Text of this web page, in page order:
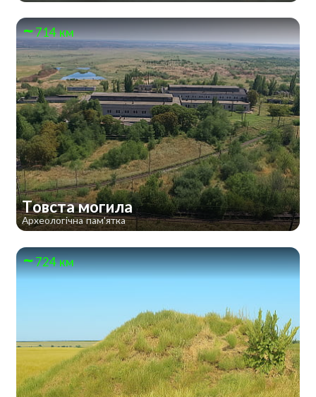
714 км
Товста могила
Археологічна пам'ятка
724 км